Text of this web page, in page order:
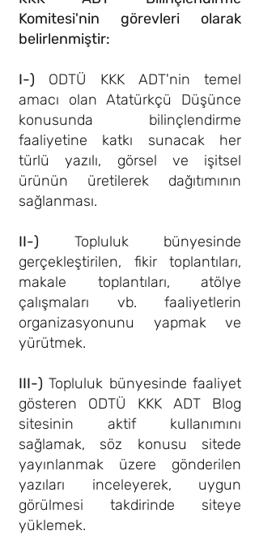
Komitesi'nin görevleri olarak
belirlenmiştir:
I-) ODTÜ KKK ADT'nin temel
amacı olan Atatürkçü Düşünce
konusunda bilinçlendirme
faaliyetine katkı sunacak her
türlü yazılı, görsel ve işitsel
ürünün üretilerek dağıtımının
sağlanması.
II-) Topluluk bünyesinde
gerçekleştirilen, fikir toplantıları,
makale toplantıları, atölye
çalışmaları vb. faaliyetlerin
organizasyonunu yapmak ve
yürütmek.
III-) Topluluk bünyesinde faaliyet
gösteren ODTÜ KKK ADT Blog
sitesinin aktif kullanımını
sağlamak, söz konusu sitede
yayınlanmak üzere gönderilen
yazıları inceleyerek, uygun
görülmesi takdirinde siteye
yüklemek.